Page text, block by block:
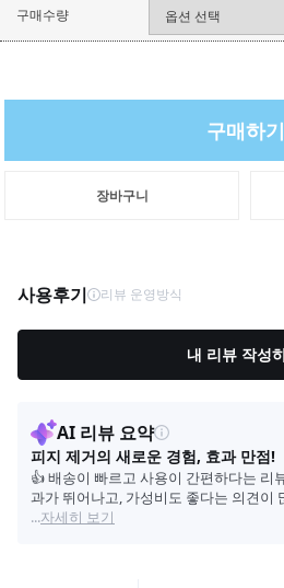
구매수량
구매하기
장바구니